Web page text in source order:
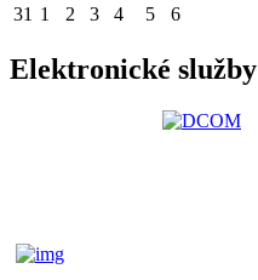
31 1 2 3 4 5 6
Elektronické služby